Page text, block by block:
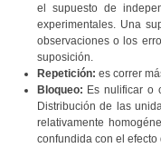
el supuesto de
experimentales. Una
observaciones o los
suposición.
Repetición: es correr
Bloqueo: Es nulificar o
Distribución de las
relativamente
confundida con el efecto